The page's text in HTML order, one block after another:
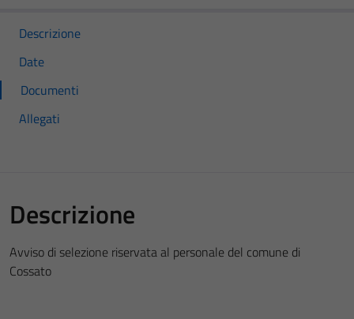
Descrizione
Date
Documenti
Allegati
Descrizione
Avviso di selezione riservata al personale del comune di
Cossato